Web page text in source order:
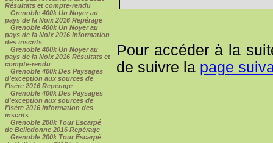
Résultats et compte-rendu
Grenoble 400k Un Noyer au
pays de la Noix 2016 Repérage
Grenoble 400k Un Noyer au
pays de la Noix 2016 Information
des inscrits
Grenoble 400k Un Noyer au
pays de la Noix 2016 Résultats et
compte-rendu
Grenoble 400k Des Paysages
d'exception aux sources de
l'Isère 2016 Repérage
Grenoble 400k Des Paysages
d'exception aux sources de
l'Isère 2016 Information des
inscrits
Grenoble 200k Tour Escarpé
de Belledonne 2016 Repérage
Grenoble 200k Tour Escarpé
Pour accéder à la
de suivre la page